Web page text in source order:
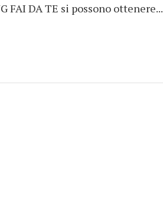
FAI DA TE si possono ottenere...